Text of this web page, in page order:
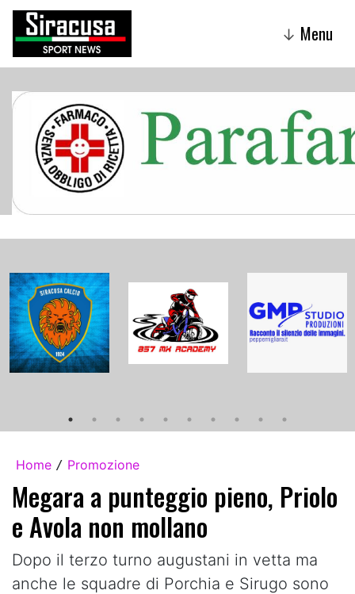
↓ Menu
Home / Promozione
Megara a punteggio pieno, Priolo
e Avola non mollano
Dopo il terzo turno augustani in vetta ma
anche le squadre di Porchia e Sirugo sono